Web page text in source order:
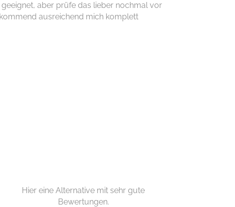
aber prüfe das lieber nochmal vor
ausreichend mich komplett
Hier eine Alternative mit sehr gute
Bewertungen.